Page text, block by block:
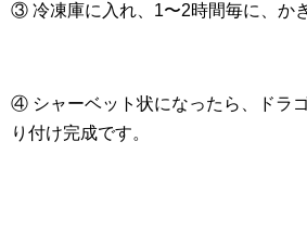
③ 冷凍庫に入れ、1〜2時間毎に、か
④ シャーベット状になったら、ドラ
り付け完成です。